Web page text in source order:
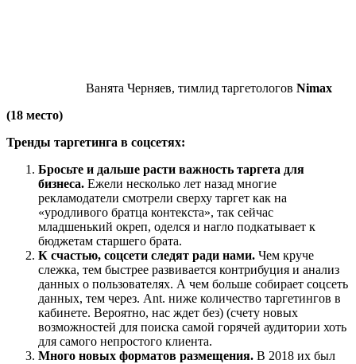
Ванята Черняев, тимлид таргетологов Nimax
(18 место)
Тренды таргетинга в соцсетях:
Бросьте и дальше расти важность таргета для
бизнеса. Ежели несколько лет назад многие
рекламодатели смотрели сверху таргет как на
«уродливого братца контекста», так сейчас
младшенький окреп, оделся и нагло подкатывает к
бюджетам старшего брата.
К счастью, соцсети следят ради нами. Чем круче
слежка, тем быстрее развивается контрибуция и анализ
данных о пользователях. А чем больше собирает соцсеть
данных, тем через. Ant. ниже количество таргетингов в
кабинете. Вероятно, нас ждет без) (счету новых
возможностей для поиска самой горячей аудитории хоть
для самого непростого клиента.
Много новых форматов размещения. В 2018 их был